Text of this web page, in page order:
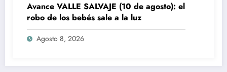
Avance VALLE SALVAJE (10 de agosto): el
robo de los bebés sale a la luz
Agosto 8, 2026